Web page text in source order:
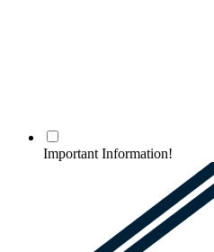
Important Information!